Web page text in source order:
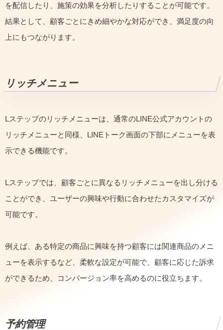
を配信したり、施策の効果を分析したりすることが可能です。
結果として、顧客ごとにきめ細やかな対応ができ、満足度の向
上にもつながります。
リッチメニュー
Lステップのリッチメニューは、通常のLINE公式アカウントの
リッチメニューと同様、LINEトーク画面の下部にメニューを表
示できる機能です。
Lステップでは、顧客ごとに異なるリッチメニューを出し分ける
ことができ、ユーザーの興味や行動に合わせたカスタマイズが
可能です。
例えば、ある特定の商品に興味を持つ顧客には関連商品のメニ
ューを表示するなど、柔軟な設定が可能で、顧客に応じた訴求
ができるため、コンバージョン率を高めるのに役立ちます。
予約管理